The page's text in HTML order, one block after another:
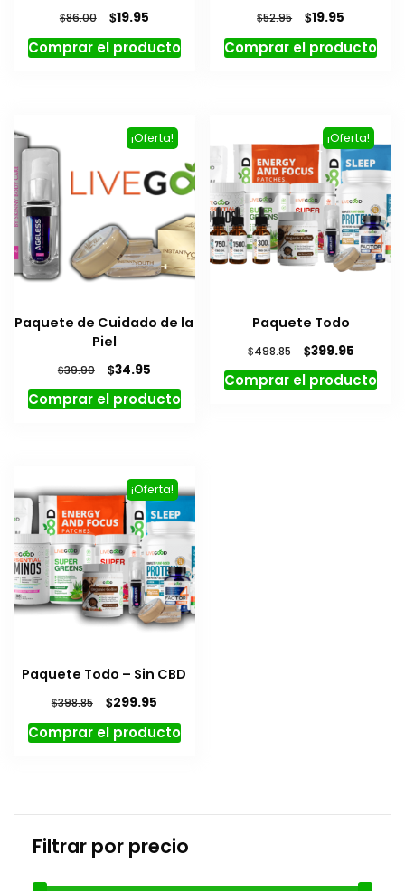
$86.00
precio
original
$19.95El
precio
actual
Comprar el producto
$52.95
El
precio
original
$19.95
precio
actual
Comprar el producto
¡Oferta!
Paquete de Cuidado de la
Piel
$39.90
precio
original
$34.95El
precio
actual
Comprar el producto
¡Oferta!
Paquete Todo
$498.85
precio
original
$399.95El
precio
actual
Comprar el producto
¡Oferta!
Paquete Todo – Sin CBD
$398.85
precio
original
$299.95El
precio
actual
Comprar el producto
Filtrar por precio